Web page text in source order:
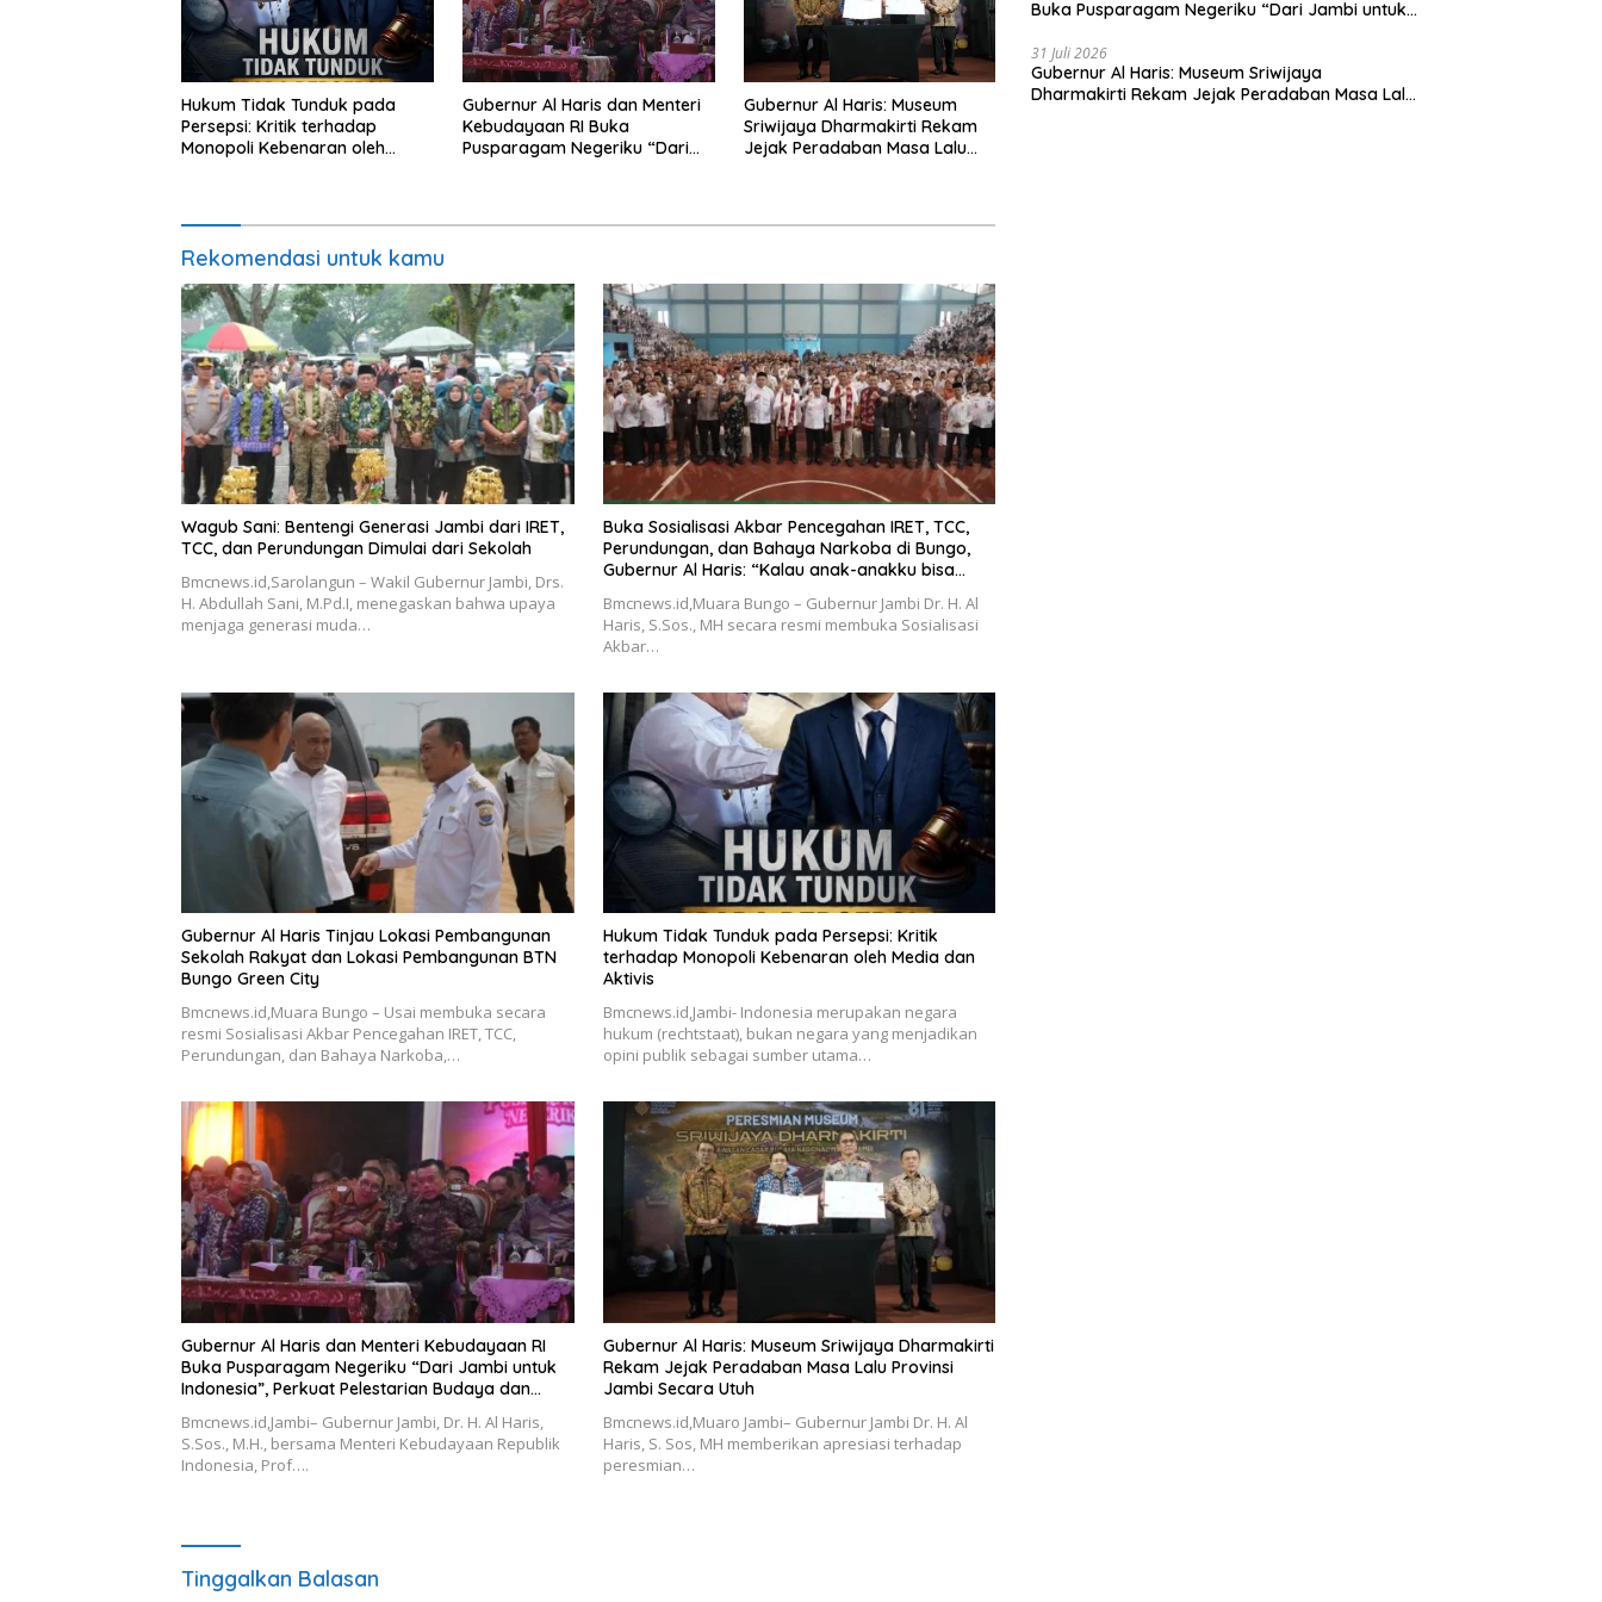
Hukum Tidak Tunduk pada
Persepsi: Kritik terhadap
Monopoli Kebenaran oleh
Gubernur Al Haris dan Menteri
Kebudayaan RI Buka
Pusparagam Negeriku “Dari
Gubernur Al Haris: Museum
Sriwijaya Dharmakirti Rekam
Jejak Peradaban Masa Lalu
Rekomendasi untuk kamu
Wagub Sani: Bentengi Generasi Jambi dari IRET,
TCC, dan Perundungan Dimulai dari Sekolah
Bmcnews.id,Sarolangun – Wakil Gubernur Jambi, Drs.
H. Abdullah Sani, M.Pd.I, menegaskan bahwa upaya
menjaga generasi muda…
Buka Sosialisasi Akbar Pencegahan IRET, TCC,
Perundungan, dan Bahaya Narkoba di Bungo,
Gubernur Al Haris: “Kalau anak-anakku bisa
tangan”
Bmcnews.id,Muara Bungo – Gubernur Jambi Dr. H. Al
Haris, S.Sos., MH secara resmi membuka Sosialisasi
Akbar…
Gubernur Al Haris Tinjau Lokasi Pembangunan
Sekolah Rakyat dan Lokasi Pembangunan BTN
Bungo Green City
Bmcnews.id,Muara Bungo – Usai membuka secara
resmi Sosialisasi Akbar Pencegahan IRET, TCC,
Perundungan, dan Bahaya Narkoba,…
Hukum Tidak Tunduk pada Persepsi: Kritik
terhadap Monopoli Kebenaran oleh Media dan
Aktivis
Bmcnews.id,Jambi- Indonesia merupakan negara
hukum (rechtstaat), bukan negara yang menjadikan
opini publik sebagai sumber utama…
Gubernur Al Haris dan Menteri Kebudayaan RI
Buka Pusparagam Negeriku “Dari Jambi untuk
Indonesia”, Perkuat Pelestarian Budaya dan
Bmcnews.id,Jambi– Gubernur Jambi, Dr. H. Al Haris,
S.Sos., M.H., bersama Menteri Kebudayaan Republik
Indonesia, Prof….
Gubernur Al Haris: Museum Sriwijaya Dharmakirti
Rekam Jejak Peradaban Masa Lalu Provinsi
Jambi Secara Utuh
Bmcnews.id,Muaro Jambi– Gubernur Jambi Dr. H. Al
Haris, S. Sos, MH memberikan apresiasi terhadap
peresmian…
Tinggalkan Balasan
Buka Pusparagam Negeriku “Dari Jambi untuk
Dorong Ekonomi Kreatif
31 Juli 2026
Gubernur Al Haris: Museum Sriwijaya
Dharmakirti Rekam Jejak Peradaban Masa Lalu